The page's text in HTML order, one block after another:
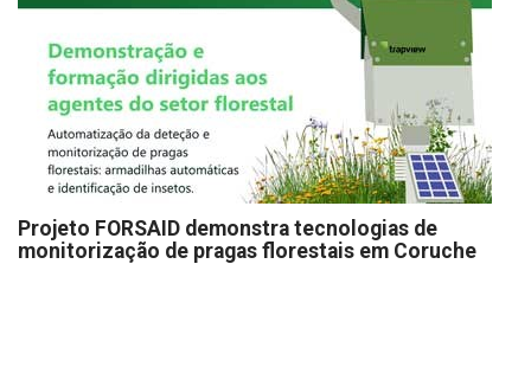
Projeto FORSAID demonstra tecnologias de
monitorização de pragas florestais em Coruche